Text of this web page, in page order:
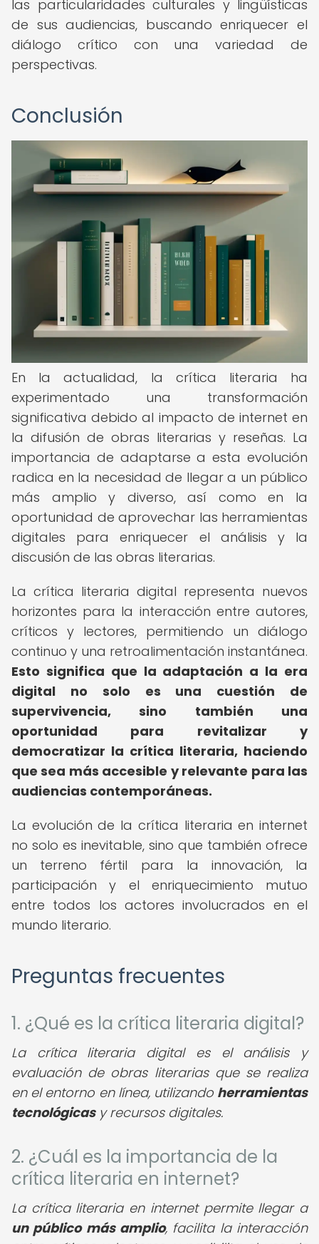
las particularidades culturales y lingüísticas
de sus audiencias, buscando enriquecer el
diálogo crítico con una variedad de
perspectivas.
Conclusión
En la actualidad, la crítica literaria ha
experimentado una transformación
significativa debido al impacto de internet en
la difusión de obras literarias y reseñas. La
importancia de adaptarse a esta evolución
radica en la necesidad de llegar a un público
más amplio y diverso, así como en la
oportunidad de aprovechar las herramientas
digitales para enriquecer el análisis y la
discusión de las obras literarias.
La crítica literaria digital representa nuevos
horizontes para la interacción entre autores,
críticos y lectores, permitiendo un diálogo
continuo y una retroalimentación instantánea.
Esto significa que la adaptación a la era
digital no solo es una cuestión de
supervivencia, sino también una
oportunidad para revitalizar y
democratizar la crítica literaria, haciendo
que sea más accesible y relevante para las
audiencias contemporáneas.
La evolución de la crítica literaria en internet
no solo es inevitable, sino que también ofrece
un terreno fértil para la innovación, la
participación y el enriquecimiento mutuo
entre todos los actores involucrados en el
mundo literario.
Preguntas frecuentes
1. ¿Qué es la crítica literaria digital?
La crítica literaria digital es el análisis y
evaluación de obras literarias que se realiza
en el entorno en línea, utilizando herramientas
tecnológicasy recursos digitales.
2. ¿Cuál es la importancia de la
crítica literaria en internet?
La crítica literaria en internet permite llegar a
un público más amplio, facilita la interacción